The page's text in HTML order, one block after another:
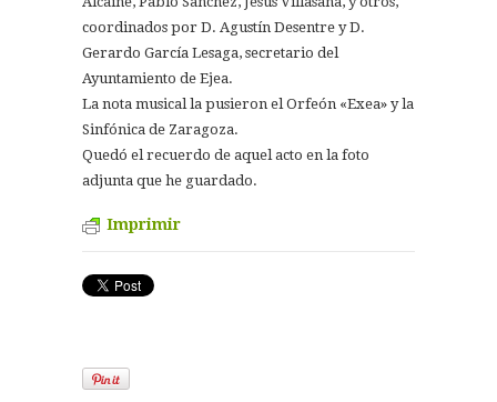
coordinados por D. Agustín Desentre y D.
Gerardo García Lesaga, secretario del
Ayuntamiento de Ejea.
La nota musical la pusieron el Orfeón «Exea» y la
Sinfónica de Zaragoza.
Quedó el recuerdo de aquel acto en la foto
adjunta que he guardado.
Imprimir